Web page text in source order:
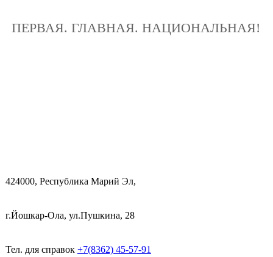
ПЕРВАЯ. ГЛАВНАЯ. НАЦИОНАЛЬНАЯ!
424000, Республика Марий Эл,
г.Йошкар-Ола, ул.Пушкина, 28
Тел. для справок +7(8362) 45-57-91